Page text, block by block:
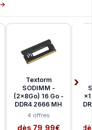
→
Textorm
SODIMM -
(2x8Go) 16 Go -
DDR4 2666 MH
4 offres
dès 79,99€